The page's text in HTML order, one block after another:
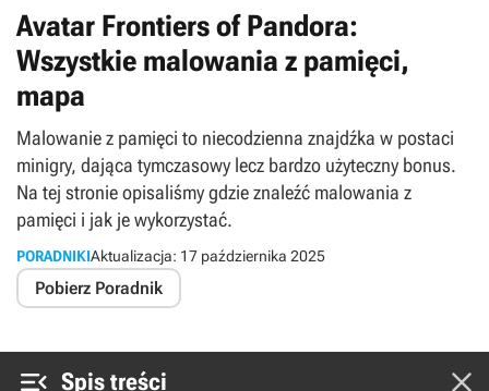
Avatar Frontiers of Pandora:
Wszystkie malowania z pamięci,
mapa
Malowanie z pamięci to niecodzienna znajdźka w postaci
minigry, dająca tymczasowy lecz bardzo użyteczny bonus.
Na tej stronie opisaliśmy gdzie znaleźć malowania z
pamięci i jak je wykorzystać.
PORADNIKIAktualizacja: 17 października 2025
Pobierz Poradnik
 Spis treści 